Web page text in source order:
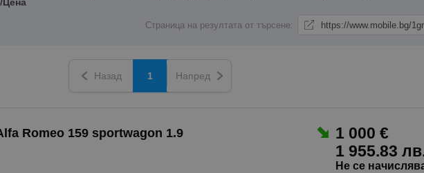
Страница на резултата от търсене:
Назад 1 Напред
Romeo 159 sportwagon 1.9
1 000 €
1 955.83
Не се